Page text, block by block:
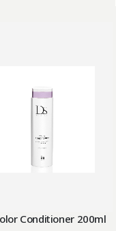
Conditioner 200ml